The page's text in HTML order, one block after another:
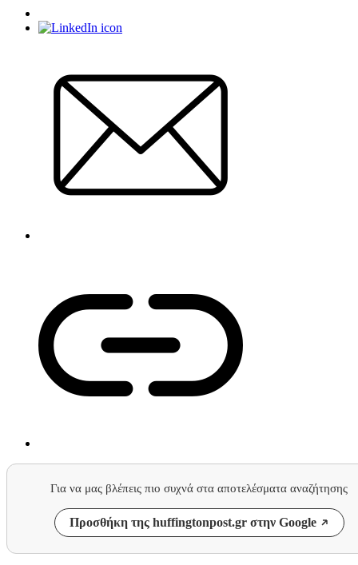
Για να μας βλέπεις πιο συχνά στα αποτελέσματα αναζήτησης
Προσθήκη της huffingtonpost.gr στην Google